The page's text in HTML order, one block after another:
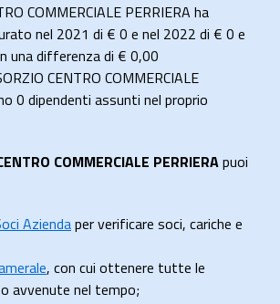
COMMERCIALE PERRIERA ha
nel 2021 di € 0 e nel 2022 di € 0 e
una differenza di € 0,00
CENTRO COMMERCIALE
0 dipendenti assunti nel proprio
COMMERCIALE PERRIERApuoi
Aziendaper verificare soci, cariche e
, con cui ottenere tutte le
avvenute nel tempo;